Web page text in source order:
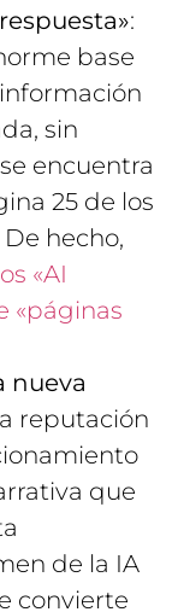
:
base
sin
encuentra
25 de los
hecho,
«AI
«páginas
nueva
reputación
que
de la IA
convierte